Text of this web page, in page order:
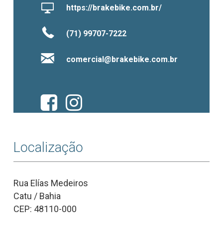
https://brakebike.com.br/
(71) 99707-7222
comercial@brakebike.com.br
Localização
Rua Elías Medeiros
Catu / Bahia
CEP: 48110-000